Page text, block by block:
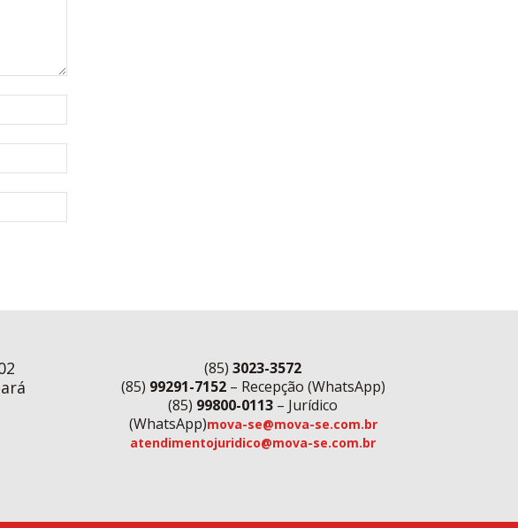
(85) 3023-3572
(85) 99291-7152– Recepção (WhatsApp)
(85) 99800-0113 – Jurídico
(WhatsApp)mova-se@mova-se.com.br
atendimentojuridico@mova-se.com.br